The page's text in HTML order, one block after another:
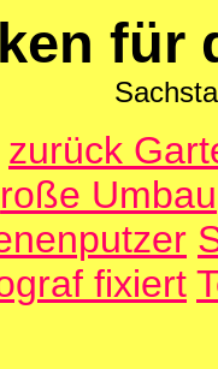
für
zurück
Umbau
fixiert